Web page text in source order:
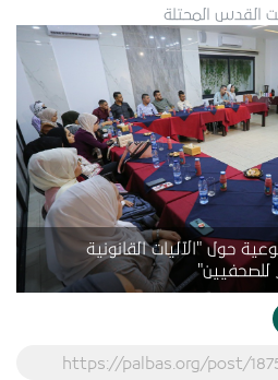
حول "الآليات القانونية
للصحفيين"
https://palbas.org/post/